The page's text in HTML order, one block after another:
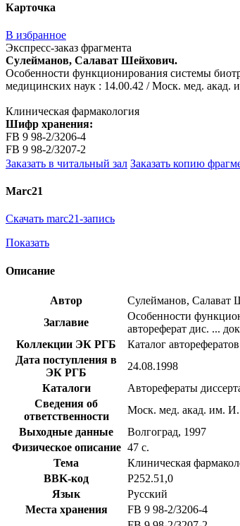
Карточка
В избранное
Экспресс-заказ фрагмента
Сулейманов, Салават Шейхович.
Особенности функционирования системы
медицинских наук : 14.00.42 / Моск. мед. акад.
Клиническая фармакология
Шифр хранения:
FB 9 98-2/3206-4
FB 9 98-2/3207-2
Заказать в читальный зал Заказать копию
Marc21
Скачать marc21-запись
Показать
Описание
Автор
Сулейманов, Салават
Заглавие
Особенности
автореферат дис. ...
Коллекции ЭК РГБ
Каталог
Дата поступления в
ЭК РГБ
24.08.1998
Каталоги
Авторефераты
Сведения об
ответственности
Моск. мед. акад. им.
Выходные данные
Волгоград, 1997
Физическое описание 47 с.
Тема
Клиническая
BBK-код
Р252.51,0
Язык
Русский
Места хранения
FB 9 98-2/3206-4